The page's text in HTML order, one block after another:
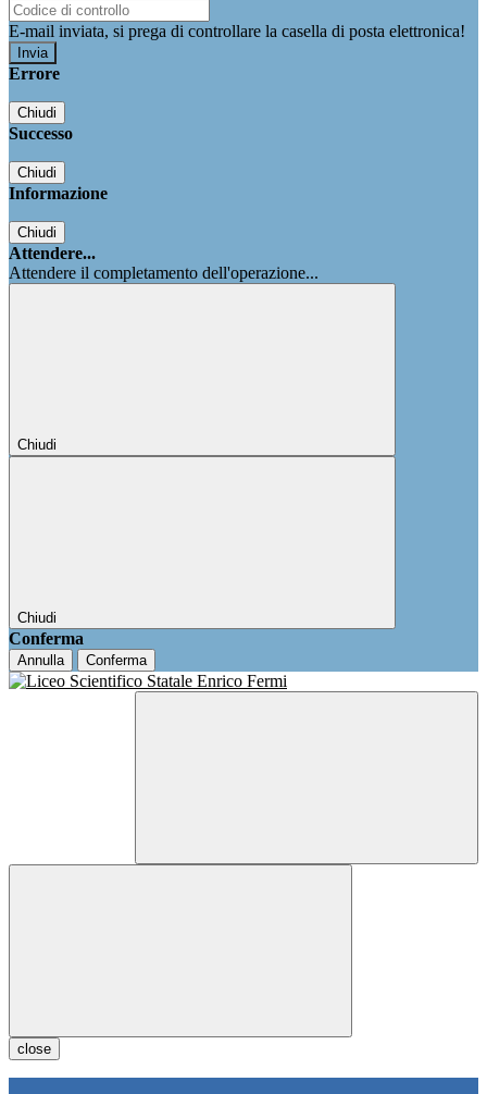
E-mail inviata, si prega di controllare la casella di posta elettronica!
Errore
Chiudi
Successo
Chiudi
Informazione
Chiudi
Attendere...
Attendere il completamento dell'operazione...
Chiudi
Chiudi
Conferma
Annulla Conferma
close